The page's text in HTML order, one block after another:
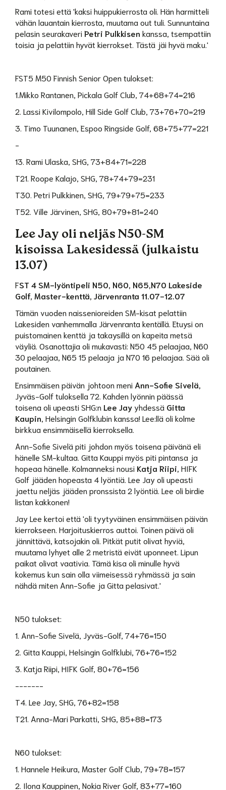
Rami totesi että 'kaksi huippukierrosta oli. Hän harmitteli
vähän lauantain kierrosta, muutama out tuli. Sunnuntaina
pelasin seurakaveri Petri Pulkkisen kanssa, tsempattiin
toisia ja pelattiin hyvät kierrokset. Tästä jäi hyvä maku.'
FST5 M50 Finnish Senior Open tulokset:
1.Mikko Rantanen, Pickala Golf Club, 74+68+74=216
2. Lassi Kivilompolo, Hill Side Golf Club, 73+76+70=219
3. Timo Tuunanen, Espoo Ringside Golf, 68+75+77=221
-
13. Rami Ulaska, SHG, 73+84+71=228
T21. Roope Kalajo, SHG, 78+74+79=231
T30. Petri Pulkkinen, SHG, 79+79+75=233
T52. Ville Järvinen, SHG, 80+79+81=240
Lee Jay oli neljäs N50-SM
kisoissa Lakesidessä (julkaistu
13.07)
FST 4 SM-lyöntipeli N50, N60, N65,N70 Lakeside
Golf, Master-kenttä, Järvenranta 11.07-12.07
Tämän vuoden naissenioreiden SM-kisat pelattiin
Lakesiden vanhemmalla Järvenranta kentällä. Etuysi on
puistomainen kenttä ja takaysillä on kapeita metsä
väyliä. Osanottajia oli mukavasti: N50 45 pelaajaa, N60
30 pelaajaa, N65 15 pelaaja ja N70 16 pelaajaa. Sää oli
poutainen.
Ensimmäisen päivän johtoon meni Ann-Sofie Sivelä,
Jyväs-Golf tuloksella 72. Kahden lyönnin päässä
toisena oli upeasti SHG:n Lee Jay yhdessä Gitta
Kaupin , Helsingin Golfklubin kanssa! Lee:llä oli kolme
birkkua ensimmäisellä kierroksella.
Ann-Sofie Sivelä piti johdon myös toisena päivänä eli
hänelle SM-kultaa. Gitta Kauppi myös piti pintansa ja
hopeaa hänelle. Kolmanneksi nousi Katja Riipi, HIFK
Golf jääden hopeasta 4 lyöntiä. Lee Jay oli upeasti
jaettu neljäs jääden pronssista 2 lyöntiä. Lee oli birdie
listan kakkonen!
Jay Lee kertoi että 'oli tyytyväinen ensimmäisen päivän
kierrokseen. Harjoituskierros auttoi. Toinen päivä oli
jännittävä, katsojakin oli. Pitkät putit olivat hyviä,
muutama lyhyet alle 2 metristä eivät uponneet. Lipun
paikat olivat vaativia. Tämä kisa oli minulle hyvä
kokemus kun sain olla viimeisessä ryhmässä ja sain
nähdä miten Ann-Sofie ja Gitta pelasivat.'
N50 tulokset:
1. Ann-Sofie Sivelä, Jyväs-Golf, 74+76=150
2. Gitta Kauppi, Helsingin Golfklubi, 76+76=152
3. Katja Riipi, HIFK Golf, 80+76=156
-------
T4. Lee Jay, SHG, 76+82=158
T21. Anna-Mari Parkatti, SHG, 85+88=173
N60 tulokset:
1. Hannele Heikura, Master Golf Club, 79+78=157
2. Ilona Kauppinen, Nokia River Golf, 83+77=160